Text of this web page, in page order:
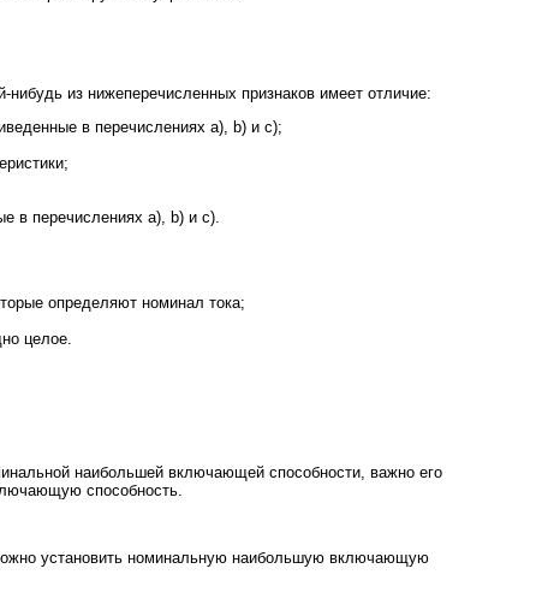
из нижеперечисленных признаков имеет отличие:
в перечислениях а), b) и с);
в перечислениях а), b) и с).
определяют номинал тока;
целое.
наибольшей включающей способности, важно его
способность.
установить номинальную наибольшую включающую